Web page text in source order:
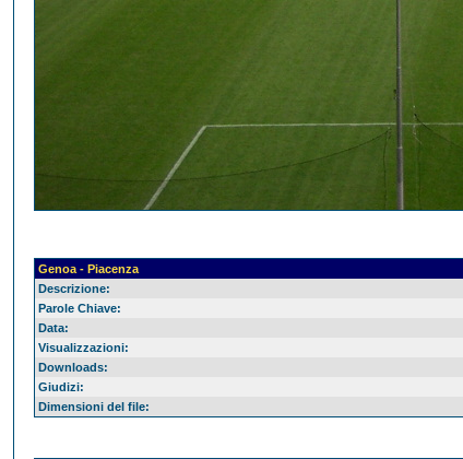
Genoa - Piacenza
Descrizione:
Parole Chiave:
Data:
Visualizzazioni:
Downloads:
Giudizi:
Dimensioni del file: